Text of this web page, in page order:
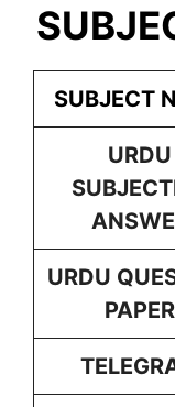
SUBJECT
URDU
URDU
PAPER